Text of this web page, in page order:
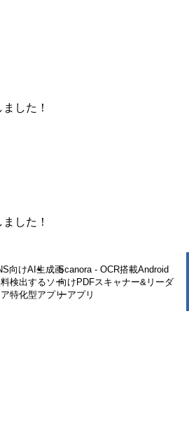
した！
した！
向けAI生成画
検出するソー
特化型アプリ
Scanora - OCR搭載Android
向けPDFスキャナー&リーダ
ーアプリ